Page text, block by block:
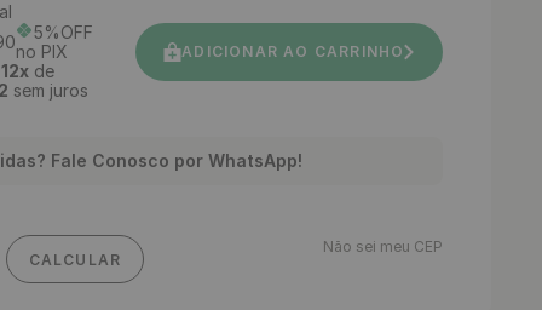
5%OFF
no PIX
12xde
sem juros
ADICIONAR AO CARRINHO
Fale Conosco por WhatsApp!
CALCULAR
Não sei meu CEP